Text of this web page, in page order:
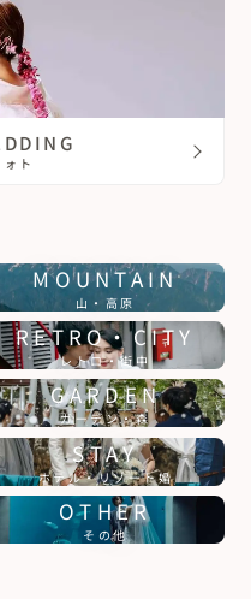
ト
MOUNTAIN
山・高原
RETRO・CITY
レトロ・街中
GARDEN
ガーデン・森
STAY
ホテル・リゾート婚
OTHER
その他